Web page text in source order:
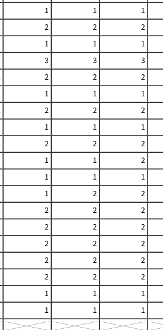
1 1
1
2 2
2
1 1
1
3 3
3
2 2
2
1 1
1
2 2
2
1 1
1
2 2
2
1 1
2
1 1
1
1 2
2
2 2
2
2 2
2
2 2
2
2 2
2
2 2
2
1 1
1
1 1
1